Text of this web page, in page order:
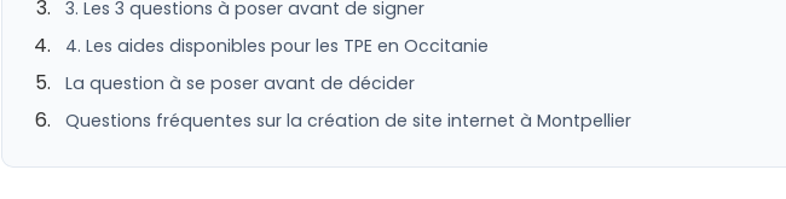
3. Les 3 questions à poser avant de signer
4. Les aides disponibles pour les TPE en Occitanie
La question à se poser avant de décider
Questions fréquentes sur la création de site internet à Montpellier